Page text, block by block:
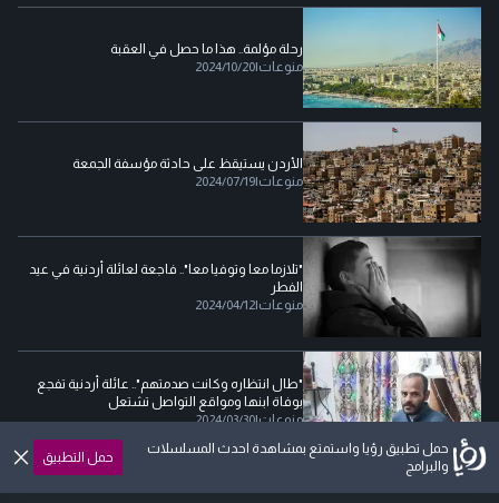
رحلة مؤلمة.. هذا ما حصل في العقبة
منوعات|
2024/10/20
الأردن يستيقظ على حادثة مؤسفة الجمعة
منوعات|
2024/07/19
"تلازما معا وتوفيا معا".. فاجعة لعائلة أردنية في عيد
الفطر
منوعات|
2024/04/12
"طال انتظاره وكانت صدمتهم".. عائلة أردنية تفجع
بوفاة ابنها ومواقع التواصل تشتعل
منوعات|
2024/03/30
حمل تطبيق رؤيا واستمتع بمشاهدة احدث المسلسلات
والبرامج
حمل التطبيق